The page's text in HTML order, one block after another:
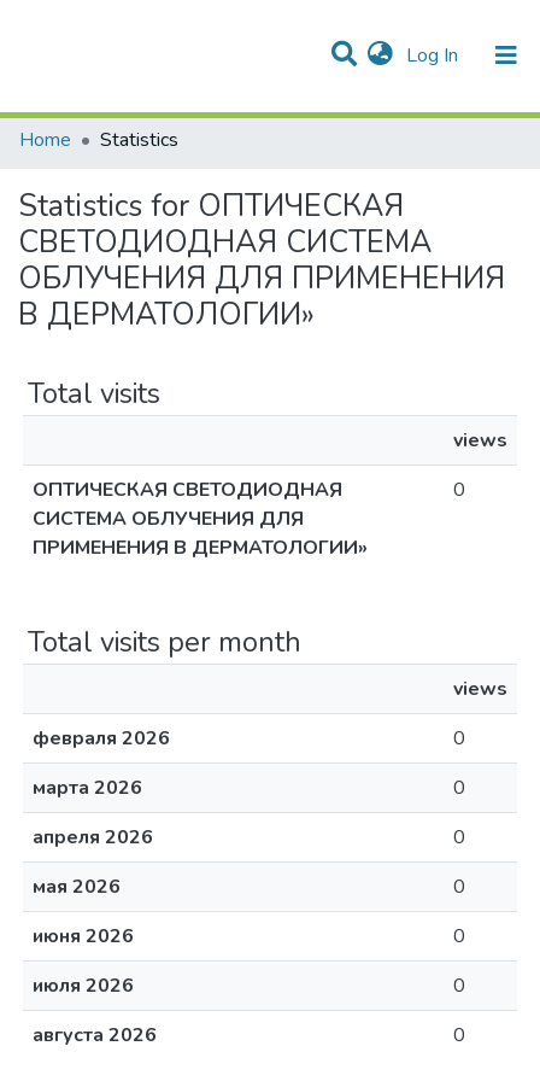
Log In (current)
Communities & Collections
All of DSpace
Home
Statistics
Statistics for ОПТИЧЕСКАЯ
СВЕТОДИОДНАЯ СИСТЕМА
ОБЛУЧЕНИЯ ДЛЯ ПРИМЕНЕНИЯ
В ДЕРМАТОЛОГИИ»
Total visits
views
ОПТИЧЕСКАЯ СВЕТОДИОДНАЯ
СИСТЕМА ОБЛУЧЕНИЯ ДЛЯ
ПРИМЕНЕНИЯ В ДЕРМАТОЛОГИИ»
0
Total visits per month
views
февраля 2026
0
марта 2026
0
апреля 2026
0
мая 2026
0
июня 2026
0
июля 2026
0
августа 2026
0